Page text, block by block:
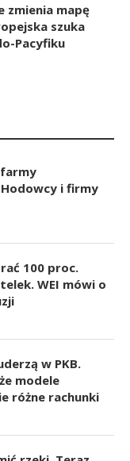
zmienia mapę
szuka
Pacyfiku
farmy
i firmy
100 proc.
WEI mówi o
w PKB.
modele
różne rachunki